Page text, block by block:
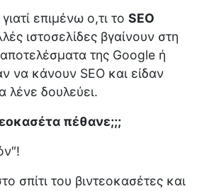
επιμένω ο,τι το SEO
ιστοσελίδες βγαίνουν στη
της Google ή
να κάνουν SEO και είδαν
λένε δουλεύει.
πέθανε;;;
σπίτι του βιντεοκασέτες και